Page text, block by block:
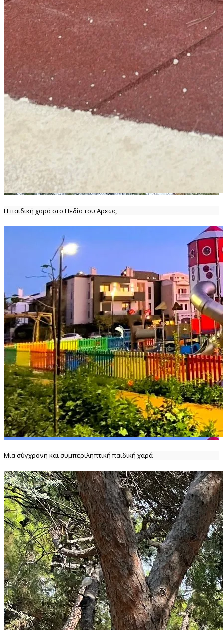
Η παιδική χαρά στο Πεδίο του Αρεως
Μια σύγχρονη και συμπεριληπτική παιδική χαρά